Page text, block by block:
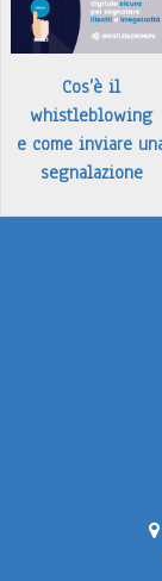
Cos’è il
whistleblowing
e come inviare
segnalazione